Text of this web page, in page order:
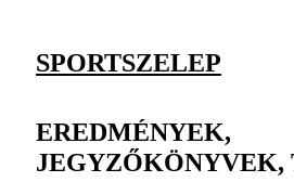
SPORTSZELEP
EREDMÉNYEK,